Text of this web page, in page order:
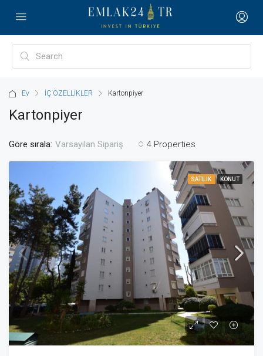
Ev İÇ ÖZELLİKLER Kartonpiyer
Kartonpiyer
4 Properties
Göre sırala: Varsayılan Sipariş
SATILIK KONUT